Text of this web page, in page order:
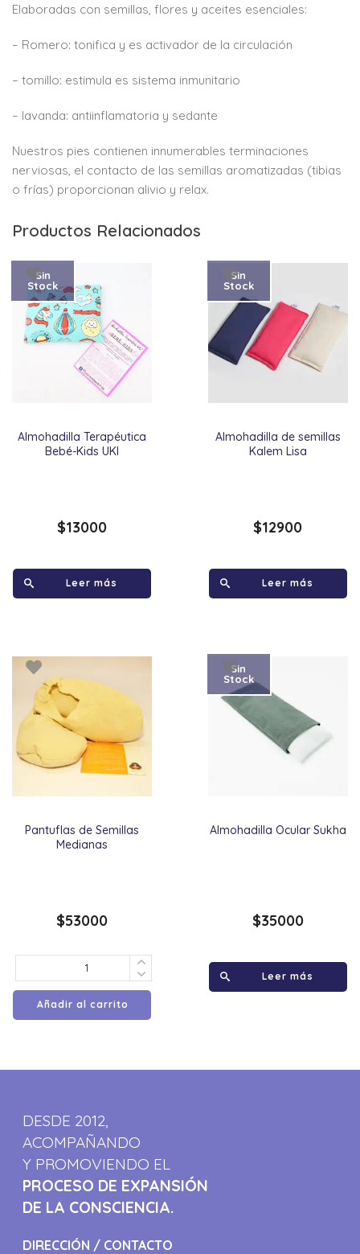
Elaboradas con semillas, flores y aceites esenciales:
– Romero: tonifica y es activador de la circulación
– tomillo: estimula es sistema inmunitario
– lavanda: antiinflamatoria y sedante
Nuestros pies contienen innumerables terminaciones
nerviosas, el contacto de las semillas aromatizadas (tibias
o frías) proporcionan alivio y relax.
Productos Relacionados
Almohadilla Terapéutica
Bebé-Kids UKI
Sin
Stock
$13000
Leer más
Almohadilla de semillas
Kalem Lisa
Sin
Stock
$12900
Leer más
Pantuflas de Semillas
Medianas
$53000
Añadir al carrito
Almohadilla Ocular Sukha
Sin
Stock
$35000
Leer más
DESDE 2012,
ACOMPAÑANDO
Y PROMOVIENDO EL
PROCESO DE EXPANSIÓN
DE LA CONSCIENCIA.
DIRECCIÓN / CONTACTO